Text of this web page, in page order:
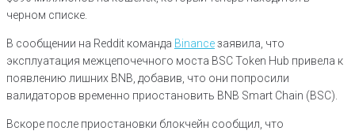
черном списке.
В сообщении на Reddit команда Binanceзаявила, что
эксплуатация межцепочечного моста BSC Token Hub привела к
появлению лишних BNB, добавив, что они попросили
валидаторов временно приостановить BNB Smart Chain (BSC).
Вскоре после приостановки блокчейн сообщил, что